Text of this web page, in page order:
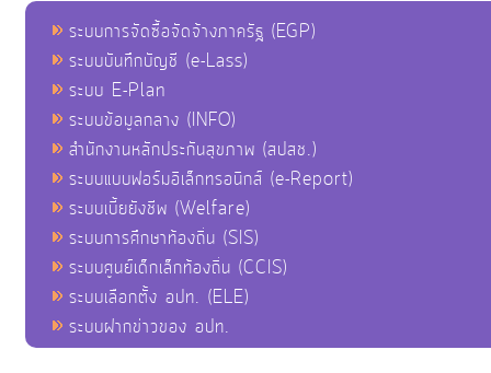
ระบบการจัดซื้อจัดจ้างภาครัฐ (EGP)
ระบบบันทึกบัญชี (e-Lass)
ระบบ E-Plan
ระบบข้อมูลกลาง (INFO)
สำนักงานหลักประกันสุขภาพ (สปสช.)
ระบบแบบฟอร์มอิเล็กทรอนิกส์ (e-Report)
ระบบเบี้ยยังชีพ (Welfare)
ระบบการศึกษาท้องถิ่น (SIS)
ระบบศูนย์เด็กเล็กท้องถิ่น (CCIS)
ระบบเลือกตั้ง อปท. (ELE)
ระบบฝากข่าวของ อปท.